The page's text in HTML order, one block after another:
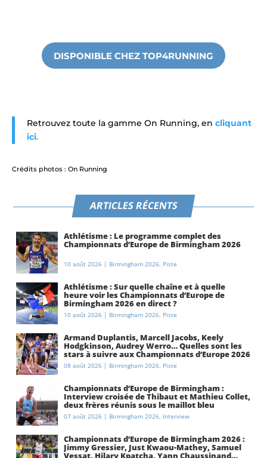
DISPONIBLE CHEZ TOP4RUNNING
Retrouvez toute la gamme On Running, en cliquant
ici.
Crédits photos : On Running
ARTICLES RÉCENTS
Athlétisme : Le programme complet des
Championnats d’Europe de Birmingham 2026
10 août 2026 | Birmingham 2026, Piste
Athlétisme : Sur quelle chaîne et à quelle
heure voir les Championnats d’Europe de
Birmingham 2026 en direct ?
10 août 2026 | Birmingham 2026, Piste
Armand Duplantis, Marcell Jacobs, Keely
Hodgkinson, Audrey Werro… Quelles sont les
stars à suivre aux Championnats d’Europe 2026
à Birmingham ?
08 août 2026 | Birmingham 2026, Piste
Championnats d’Europe de Birmingham :
Interview croisée de Thibaut et Mathieu Collet,
deux frères réunis sous le maillot bleu
07 août 2026 | Birmingham 2026, Interview
Championnats d’Europe de Birmingham 2026 :
Jimmy Gressier, Just Kwaou-Mathey, Samuel
Vessat, Hilary Kpatcha, Yann Chaussinand…